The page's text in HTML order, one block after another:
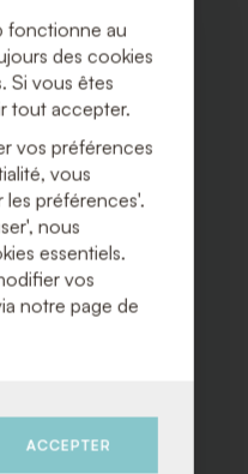
fonctionne au
des cookies
Si vous êtes
tout accepter.
vos préférences
vous
préférences'.
nous
essentiels.
vos
notre page de
ACCEPTER